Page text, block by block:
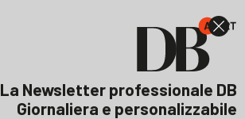
La Newsletter professionale DB
Giornaliera e personalizzabile